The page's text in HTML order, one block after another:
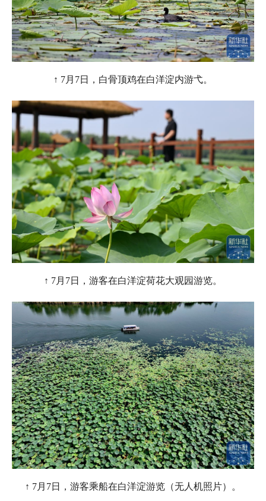
↑ 7月7日，白骨顶鸡在白洋淀内游弋。
↑ 7月7日，游客在白洋淀荷花大观园游览。
↑ 7月7日，游客乘船在白洋淀游览（无人机照片）。